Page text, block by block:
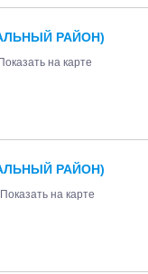
РАЙОН)
Показать на карте
РАЙОН)
Показать на карте